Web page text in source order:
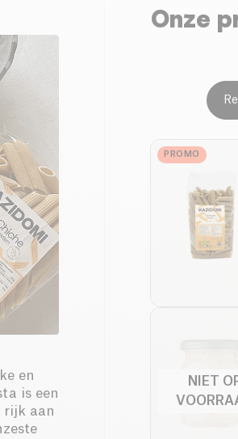
en
is een
rijk aan
Onze
PROMO
NIET